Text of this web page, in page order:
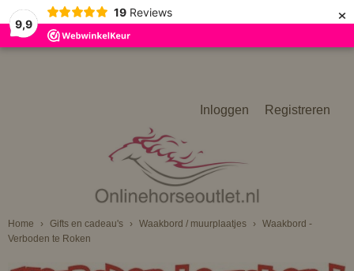
9,9
19 Reviews ×
Inloggen Registreren
Home › Gifts en cadeau's › Waakbord / muurplaatjes › Waakbord -
Verboden te Roken